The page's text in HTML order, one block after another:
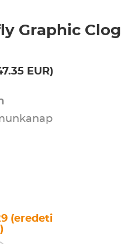
Graphic Clog
EUR)
(eredeti